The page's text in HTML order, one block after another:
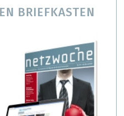
BRIEFKASTEN